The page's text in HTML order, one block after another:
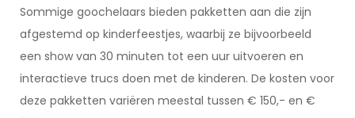
Sommige goochelaars bieden pakketten aan die zijn
afgestemd op kinderfeestjes, waarbij ze bijvoorbeeld
een show van 30 minuten tot een uur uitvoeren en
interactieve trucs doen met de kinderen. De kosten voor
deze pakketten variëren meestal tussen € 150,- en €